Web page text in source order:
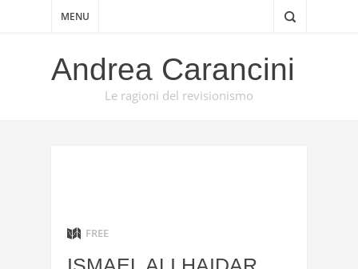
MENU
Andrea Carancini
Le ragioni del revisionismo
FREE